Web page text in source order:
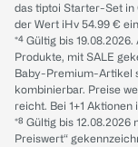
das tiptoi Starter-Set
der Wert iHv 54.99 €
*⁴ Gültig bis
Produkte, mit SALE
Baby-Premium-Artikel
kombinierbar. Preise
reicht. Bei 1+1
*⁸ Gültig bis 12.08.2026
Preiswert“